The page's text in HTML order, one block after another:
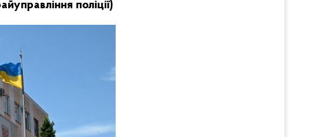
поліції)